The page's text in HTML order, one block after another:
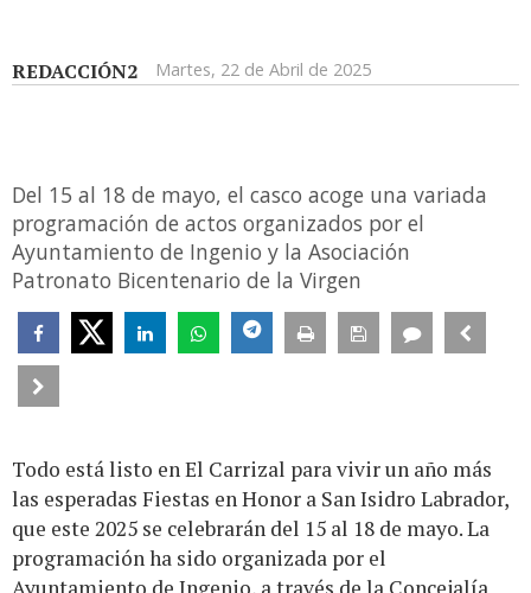
REDACCIÓN2 Martes, 22 de Abril de 2025
Del 15 al 18 de mayo, el casco acoge una variada
programación de actos organizados por el
Ayuntamiento de Ingenio y la Asociación
Patronato Bicentenario de la Virgen
Todo está listo en El Carrizal para vivir un año más
las esperadas Fiestas en Honor a San Isidro Labrador,
que este 2025 se celebrarán del 15 al 18 de mayo. La
programación ha sido organizada por el
Ayuntamiento de Ingenio, a través de la Concejalía